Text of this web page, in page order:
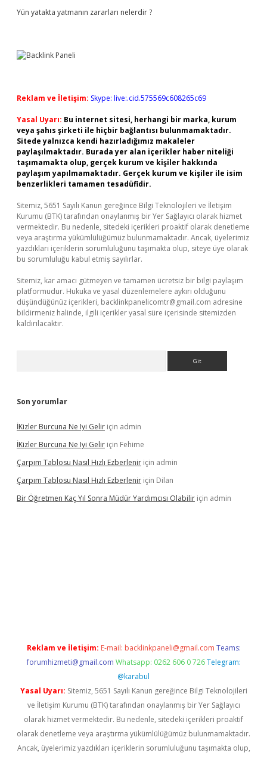
Yün yatakta yatmanın zararları nelerdir ?
Reklam ve İletişim: Skype: live:.cid.575569c608265c69
Yasal Uyarı: Bu internet sitesi, herhangi bir marka, kurum
veya şahıs şirketi ile hiçbir bağlantısı bulunmamaktadır.
Sitede yalnızca kendi hazırladığımız makaleler
paylaşılmaktadır. Burada yer alan içerikler haber niteliği
taşımamakta olup, gerçek kurum ve kişiler hakkında
paylaşım yapılmamaktadır. Gerçek kurum ve kişiler ile isim
benzerlikleri tamamen tesadüfidir.
Sitemiz, 5651 Sayılı Kanun gereğince Bilgi Teknolojileri ve İletişim
Kurumu (BTK) tarafından onaylanmış bir Yer Sağlayıcı olarak hizmet
vermektedir. Bu nedenle, sitedeki içerikleri proaktif olarak denetleme
veya araştırma yükümlülüğümüz bulunmamaktadır. Ancak, üyelerimiz
yazdıkları içeriklerin sorumluluğunu taşımakta olup, siteye üye olarak
bu sorumluluğu kabul etmiş sayılırlar.
Sitemiz, kar amacı gütmeyen ve tamamen ücretsiz bir bilgi paylaşım
platformudur. Hukuka ve yasal düzenlemelere aykırı olduğunu
düşündüğünüz içerikleri, backlinkpanelicomtr@gmail.com adresine
bildirmeniz halinde, ilgili içerikler yasal süre içerisinde sitemizden
kaldırılacaktır.
Son yorumlar
İKizler Burcuna Ne Iyi Gelir için admin
İKizler Burcuna Ne Iyi Gelir için Fehime
Çarpım Tablosu Nasıl Hızlı Ezberlenir için admin
Çarpım Tablosu Nasıl Hızlı Ezberlenir için Dilan
Bir Öğretmen Kaç Yıl Sonra Müdür Yardımcısı Olabilir için admin
Reklam ve İletişim: E-mail: backlinkpaneli@gmail.com Teams:
forumhizmeti@gmail.com Whatsapp: 0262 606 0 726 Telegram:
@karabul
Yasal Uyarı: Sitemiz, 5651 Sayılı Kanun gereğince Bilgi Teknolojileri
ve İletişim Kurumu (BTK) tarafından onaylanmış bir Yer Sağlayıcı
olarak hizmet vermektedir. Bu nedenle, sitedeki içerikleri proaktif
olarak denetleme veya araştırma yükümlülüğümüz bulunmamaktadır.
Ancak, üyelerimiz yazdıkları içeriklerin sorumluluğunu taşımakta olup,